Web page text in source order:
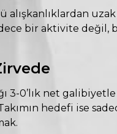
alışkanlıklardan
bir aktivite değil,
3-0’lık net
hedefi ise